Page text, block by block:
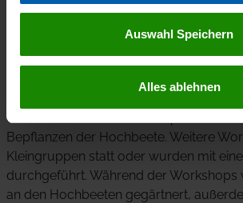
Auswahl Speichern
Alles ablehnen
haben die ursprünglich als
ganze Gruppe geplanten Termine zum
Umweltprojektes aufgrund der Corona-
ebenso die beiden Workshops zum
Bepflanzen der Hochbeete. Weitere
Kleingruppen statt oder wurden mit
durchgeführt. Während der Workshops
an den Hochbeeten gegärtnert,